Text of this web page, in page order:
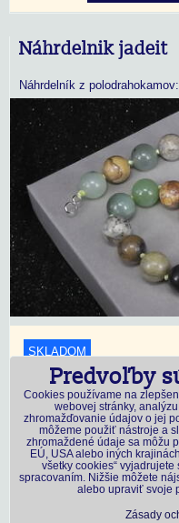
Náhrdelnik jadeit
Náhrdelník z
SKLADOM
18,45 €s DPH
Dostupnosť:Skladom
ks DO
Predvoľby
Cookies používame na
webovej stránky,
zhromažďovanie údajov o jej
môžeme použiť nástroje a
zhromaždené údaje sa môžu
EÚ, USA alebo iných
všetky cookies“ vyjadrujete
spracovaním. Nižšie môžete
alebo upraviť svoje
Zásady